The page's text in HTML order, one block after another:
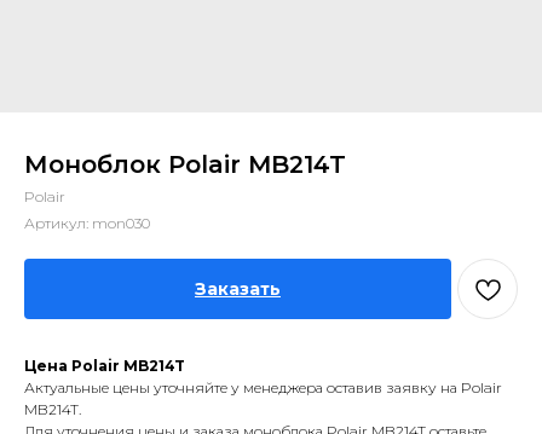
Моноблок Polair MB214T
Polair
Артикул: mon030
Заказать
Цена Polair MB214T
Актуальные цены уточняйте у менеджера оставив заявку на Polair
MB214T.